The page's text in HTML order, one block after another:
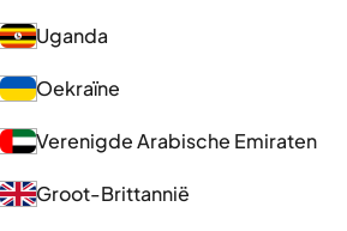
Uganda
Oekraïne
Verenigde Arabische Emiraten
Groot-Brittannië